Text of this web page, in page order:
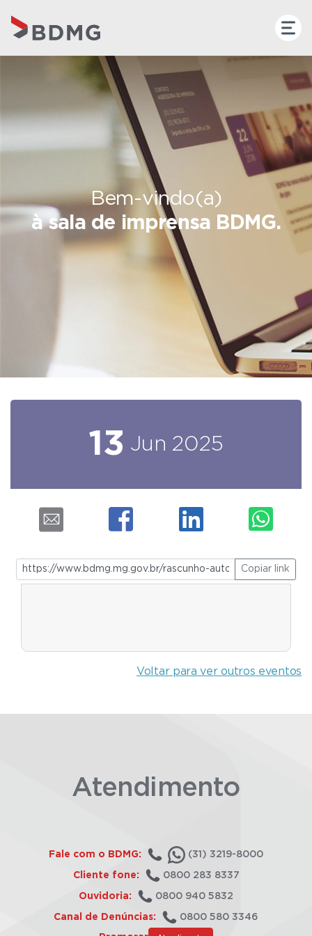
Bem-vindo(a)
à sala de imprensa BDMG.
13 Jun 2025
Copiar link
Voltar para ver outros eventos
Atendimento
Fale com o BDMG: (31) 3219-8000
Cliente fone: 0800 283 8337
Ouvidoria: 0800 940 5832
Canal de Denúncias: 0800 580 3346